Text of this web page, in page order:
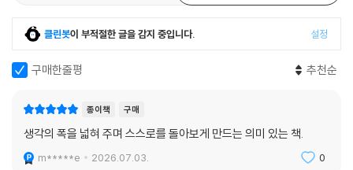
9. 전기와 전자의 실체
1) 1933년의 실험, 마지막 선물
(1) 열과 전기: 파동의 진동과 입자 방출의 분기점
(2) 열파동 속에서 식별해 낸 전자의 궤적
(3) 인위적인 전자의 흐름을 만드는 3극 진공관
3) 전자의 실체: 원자의 붕괴와 환영
클린봇이 부적절한 글을 감지 중입니다. 설정
구매한줄평 추천순
종이책 구매
생각의 폭을 넓혀 주며 스스로를 돌아보게 만드는 의미 있는 책.
m*****e 2026.07.03. 0